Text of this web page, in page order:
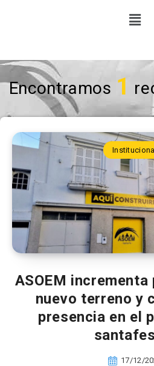
Encontramos 1
Institucional
ASOEM
nuevo terreno y
presencia en el
17/12/